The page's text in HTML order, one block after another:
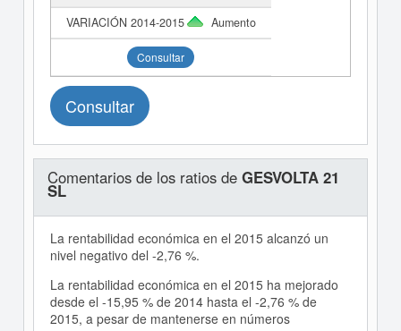
Aumento
Consultar
Consultar
Comentarios de los ratios de GESVOLTA 21
SL
La rentabilidad económica en el 2015 alcanzó un
nivel negativo del -2,76 %.
La rentabilidad económica en el 2015 ha mejorado
desde el -15,95 % de 2014 hasta el -2,76 % de
2015, a pesar de mantenerse en números